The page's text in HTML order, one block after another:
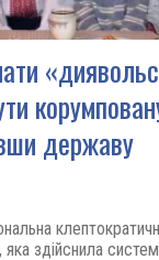
державу
здійснила